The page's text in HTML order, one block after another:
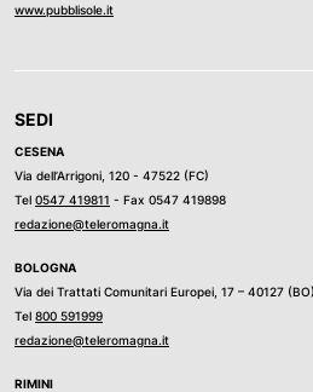
www.pubblisole.it
SEDI
CESENA
Via dell’Arrigoni, 120 - 47522 (FC)
Tel 0547 419811 - Fax 0547 419898
redazione@teleromagna.it
BOLOGNA
Via dei Trattati Comunitari Europei, 17 – 40127 (BO)
Tel 800 591999
redazione@teleromagna.it
RIMINI